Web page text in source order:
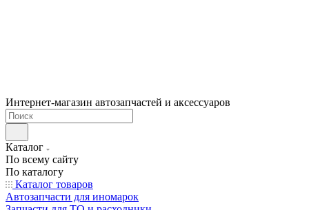
Интернет-магазин автозапчастей и аксессуаров
Каталог
По всему сайту
По каталогу
Каталог товаров
Автозапчасти для иномарок